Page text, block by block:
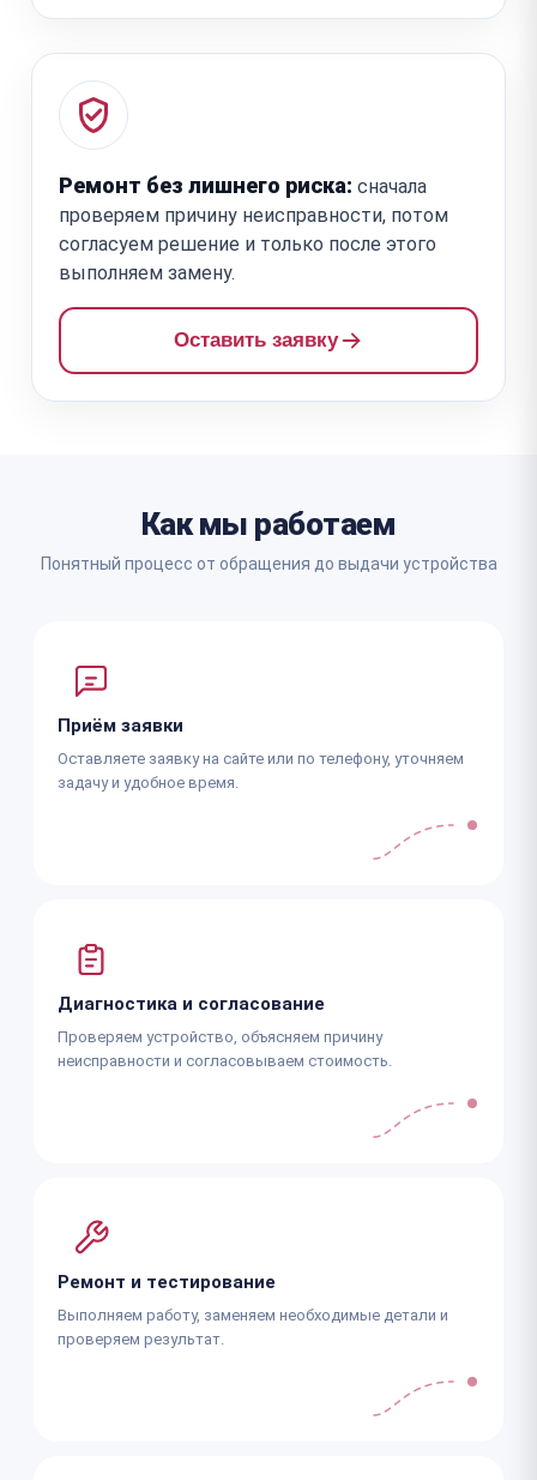
Ремонт без лишнего риска: сначала
проверяем причину неисправности, потом
согласуем решение и только после этого
выполняем замену.
Оставить заявку
Как мы работаем
Понятный процесс от обращения до выдачи устройства
Приём заявки
Оставляете заявку на сайте или по телефону, уточняем
задачу и удобное время.
Диагностика и согласование
Проверяем устройство, объясняем причину
неисправности и согласовываем стоимость.
Ремонт и тестирование
Выполняем работу, заменяем необходимые детали и
проверяем результат.